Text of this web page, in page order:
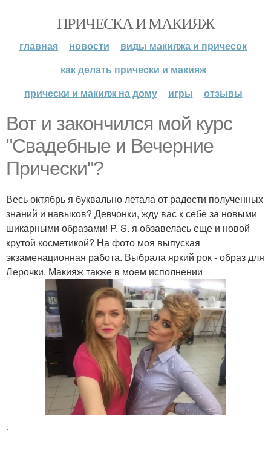
ПРИЧЕСКА И МАКИЯЖ
главная новости
виды макияжа и причесок
как делать прически и макияж
прически и макияж на дому
игры отзывы
Вот и закончился мой курс
"Свадебные и Вечерние
Прически"?
Весь октябрь я буквально летала от радости полученных
знаний и навыков? Девчонки, жду вас к себе за новыми
шикарными образами! P. S. я обзавелась еще и новой
крутой косметикой? На фото моя выпуская
экзаменационная работа. Выбрала яркий рок - образ для
Лерочки. Макияж также в моем исполнении
.